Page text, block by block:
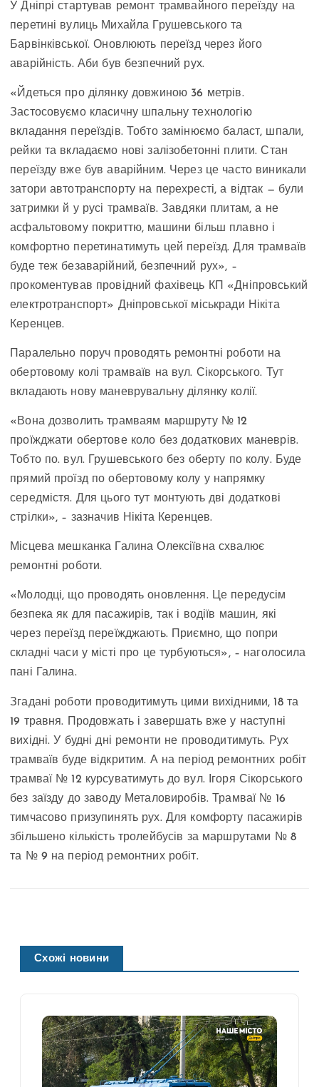
У Дніпрі стартував ремонт трамвайного переїзду на
перетині вулиць Михайла Грушевського та
Барвінківської. Оновлюють переїзд через його
аварійність. Аби був безпечний рух.
«Йдеться про ділянку довжиною 36 метрів.
Застосовуємо класичну шпальну технологію
вкладання переїздів. Тобто замінюємо баласт, шпали,
рейки та вкладаємо нові залізобетонні плити. Стан
переїзду вже був аварійним. Через це часто виникали
затори автотранспорту на перехресті, а відтак — були
затримки й у русі трамваїв. Завдяки плитам, а не
асфальтовому покриттю, машини більш плавно і
комфортно перетинатимуть цей переїзд. Для трамваїв
буде теж безаварійний, безпечний рух», –
прокоментував провідний фахівець КП «Дніпровський
електротранспорт» Дніпровської міськради Нікіта
Керенцев.
Паралельно поруч проводять ремонтні роботи на
обертовому колі трамваїв на вул. Сікорського. Тут
вкладають нову маневрувальну ділянку колії.
«Вона дозволить трамваям маршруту № 12
проїжджати обертове коло без додаткових маневрів.
Тобто по. вул. Грушевського без оберту по колу. Буде
прямий проїзд по обертовому колу у напрямку
середмістя. Для цього тут монтують дві додаткові
стрілки», – зазначив Нікіта Керенцев.
Місцева мешканка Галина Олексіївна схвалює
ремонтні роботи.
«Молодці, що проводять оновлення. Це передусім
безпека як для пасажирів, так і водіїв машин, які
через переїзд переїжджають. Приємно, що попри
складні часи у місті про це турбуються», – наголосила
пані Галина.
Згадані роботи проводитимуть цими вихідними, 18 та
19 травня. Продовжать і завершать вже у наступні
вихідні. У будні дні ремонти не проводитимуть. Рух
трамваїв буде відкритим. А на період ремонтних робіт
трамваї № 12 курсуватимуть до вул. Ігоря Сікорського
без заїзду до заводу Металовиробів. Трамваї № 16
тимчасово призупинять рух. Для комфорту пасажирів
збільшено кількість тролейбусів за маршрутами № 8
та № 9 на період ремонтних робіт.
Схожі новини